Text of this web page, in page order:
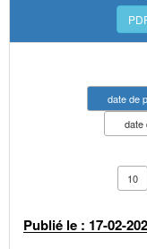
date de
date
10
Publié le : 17-02-